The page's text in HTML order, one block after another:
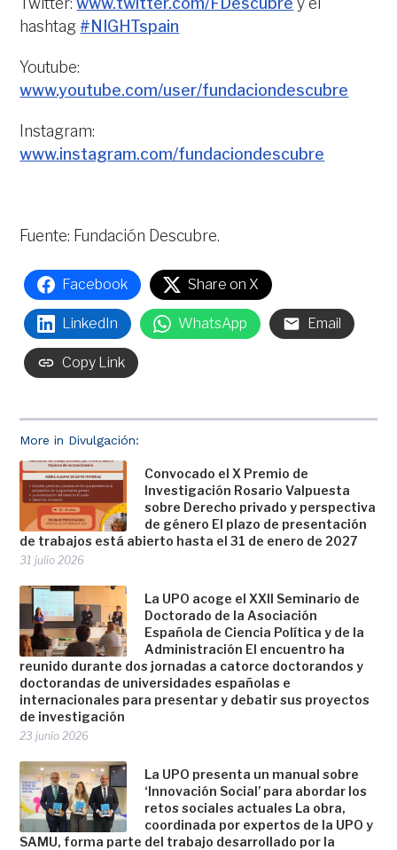
More in Divulgación:
Convocado el X Premio de
Investigación Rosario Valpuesta
sobre Derecho privado y perspectiva
de género El plazo de presentación
de trabajos está abierto hasta el 31 de enero de 2027
31 julio 2026
La UPO acoge el XXII Seminario de
Doctorado de la Asociación
Española de Ciencia Política y de la
Administración El encuentro ha
reunido durante dos jornadas a catorce doctorandos y
doctorandas de universidades españolas e
internacionales para presentar y debatir sus proyectos
de investigación
23 junio 2026
La UPO presenta un manual sobre
‘Innovación Social’ para abordar los
retos sociales actuales La obra,
coordinada por expertos de la UPO y
SAMU, forma parte del trabajo desarrollado por la
hashtag #NIGHTspain
Youtube:
www.youtube.com/user/fundaciondescubre
Instagram:
www.instagram.com/fundaciondescubre
Fuente: Fundación Descubre.
Facebook Share on X
LinkedIn WhatsApp Email
Copy Link